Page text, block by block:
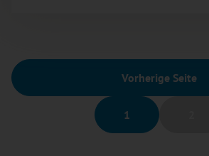
Vorherige Seite
1